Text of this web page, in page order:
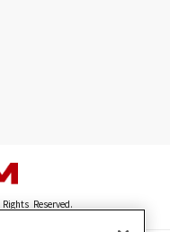
Reserved.